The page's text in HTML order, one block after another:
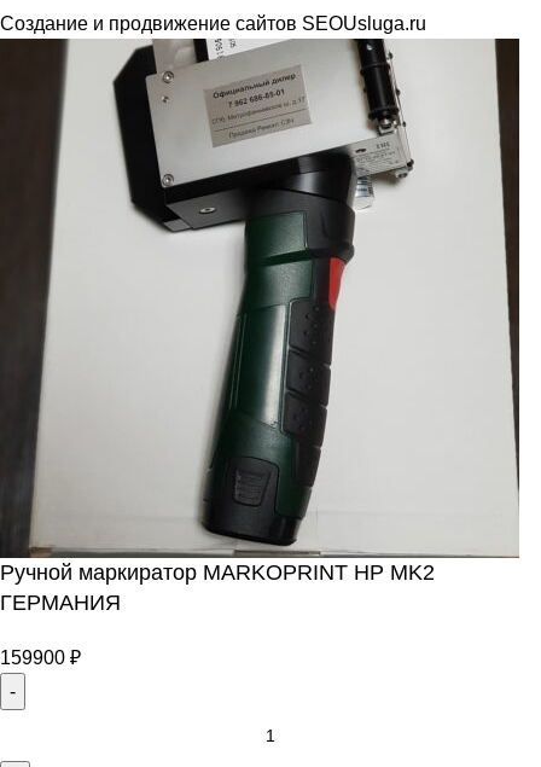
Создание и продвижение сайтов SEOUsluga.ru
Ручной маркиратор MARKOPRINT HP MK2
ГЕРМАНИЯ
159900 ₽